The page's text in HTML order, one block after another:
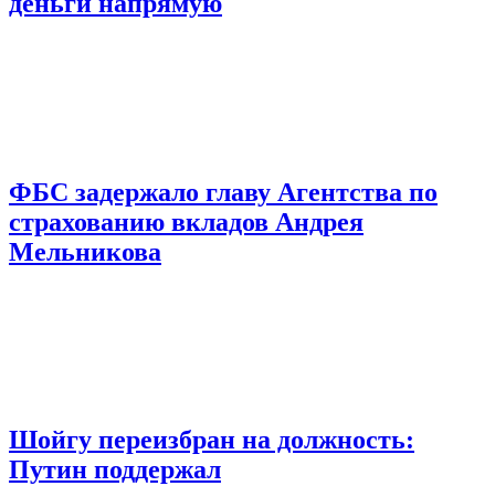
ФБС задержало главу Агентства по
страхованию вкладов Андрея
Мельникова
Шойгу переизбран на должность:
Путин поддержал